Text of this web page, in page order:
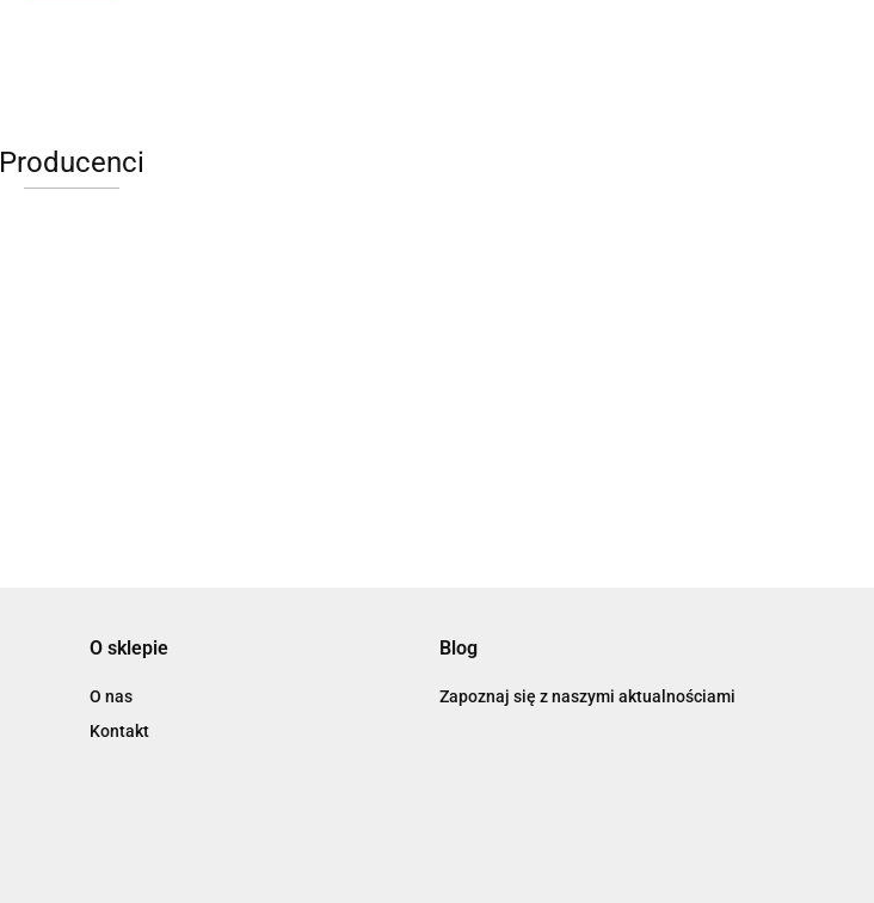
Producenci
O sklepie
O nas
Kontakt
Blog
Zapoznaj się z naszymi aktualnościami